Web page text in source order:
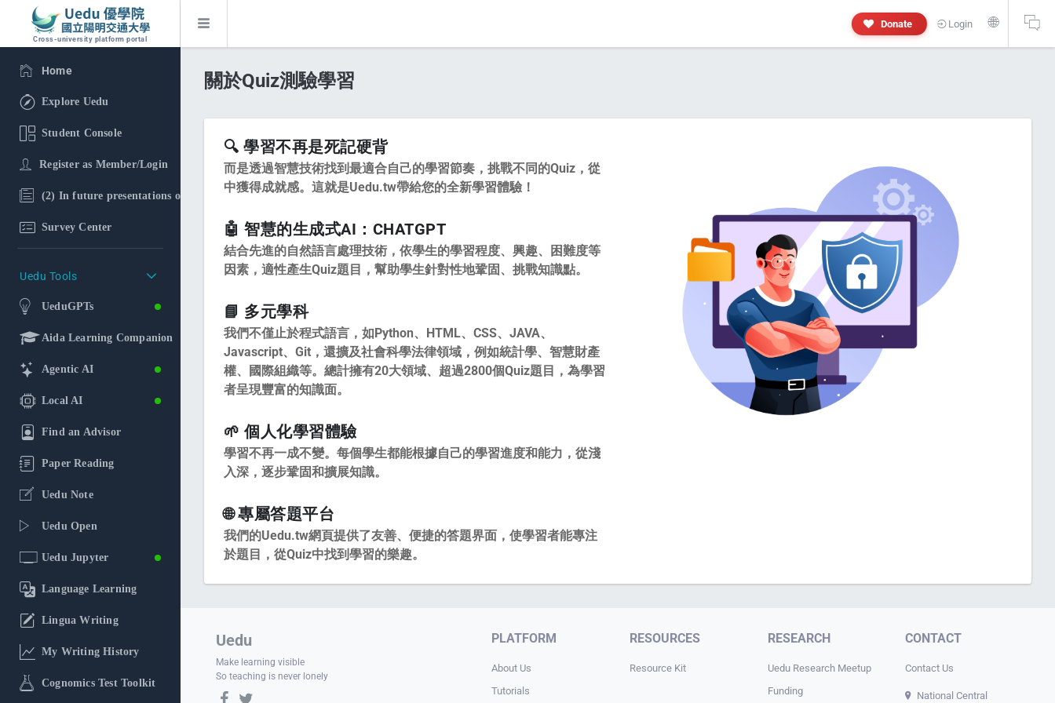
Cross-university platform portal
Home
Explore Uedu
Student Console
Register as Member/Login
(2) In future presentations of the research findings, in addition to the course project website and public presentations, your real name and personal information will not appear in this research report. If
Survey Center
Uedu Tools
UeduGPTs
Aida Learning Companion
Agentic AI
Local AI
Find an Advisor
Paper Reading
Uedu Note
Uedu Open
Uedu Jupyter
Language Learning
Lingua Writing
My Writing History
Cognomics Test Toolkit
Donate Login 🌐
關於Quiz測驗學習
🔍 學習不再是死記硬背
而是透過智慧技術找到最適合自己的學習節奏，挑戰不同的Quiz，從
中獲得成就感。這就是Uedu.tw帶給您的全新學習體驗！
🤖 智慧的生成式AI：CHATGPT
結合先進的自然語言處理技術，依學生的學習程度、興趣、困難度等
因素，適性產生Quiz題目，幫助學生針對性地鞏固、挑戰知識點。
📘 多元學科
我們不僅止於程式語言，如Python、HTML、CSS、JAVA、
Javascript、Git，還擴及社會科學法律領域，例如統計學、智慧財產
權、國際組織等。總計擁有20大領域、超過2800個Quiz題目，為學習
者呈現豐富的知識面。
🌱 個人化學習體驗
學習不再一成不變。每個學生都能根據自己的學習進度和能力，從淺
入深，逐步鞏固和擴展知識。
🌐 專屬答題平台
我們的Uedu.tw網頁提供了友善、便捷的答題界面，使學習者能專注
於題目，從Quiz中找到學習的樂趣。
Uedu
Make learning visible
So teaching is never lonely
PLATFORM
About Us
Tutorials
RESOURCES
Resource Kit
RESEARCH
Uedu Research Meetup
Funding
CONTACT
Contact Us
National Central